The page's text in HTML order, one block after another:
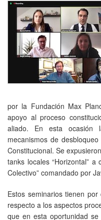
por la Fundación Max
apoyo al proceso
aliado. En esta
mecanismos de
Constitucional. Se
tanks locales “Horizontal”
Colectivo” comandado por
Estos seminarios tienen
respecto a los aspectos
que en esta oportunidad